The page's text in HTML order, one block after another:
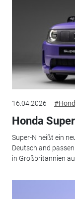
16.04.2026
Honda
Super-N heißt ein
Deutschland
in Großbritannien